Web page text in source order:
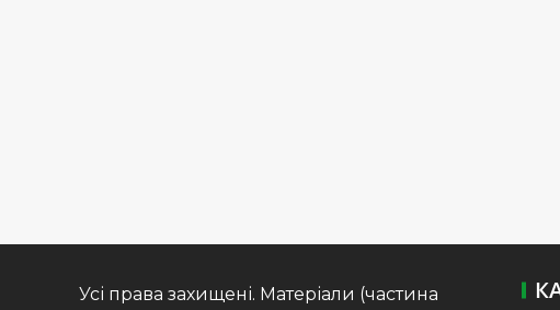
Усі права захищені. Матеріали (частина